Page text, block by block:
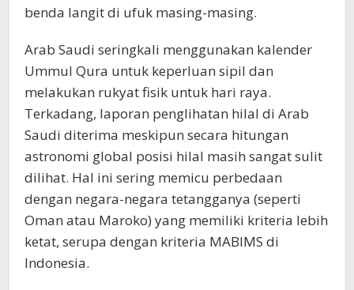
benda langit di ufuk masing-masing.
Arab Saudi seringkali menggunakan kalender
Ummul Qura untuk keperluan sipil dan
melakukan rukyat fisik untuk hari raya.
Terkadang, laporan penglihatan hilal di Arab
Saudi diterima meskipun secara hitungan
astronomi global posisi hilal masih sangat sulit
dilihat. Hal ini sering memicu perbedaan
dengan negara-negara tetangganya (seperti
Oman atau Maroko) yang memiliki kriteria lebih
ketat, serupa dengan kriteria MABIMS di
Indonesia.